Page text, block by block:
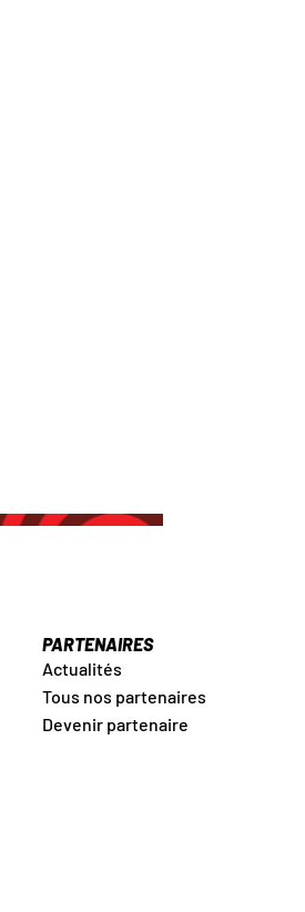
PARTENAIRES
Actualités
Tous nos partenaires
Devenir partenaire